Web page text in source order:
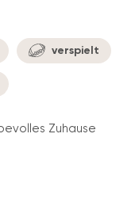
verspielt
Zuhause